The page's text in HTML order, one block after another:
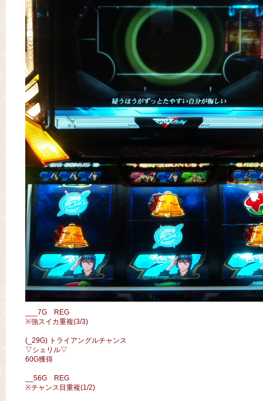
___7G REG
※強スイカ重複(3/3)
(_29G) トライアングルチャンス
▽シェリル▽
60G獲得
__56G REG
※チャンス目重複(1/2)